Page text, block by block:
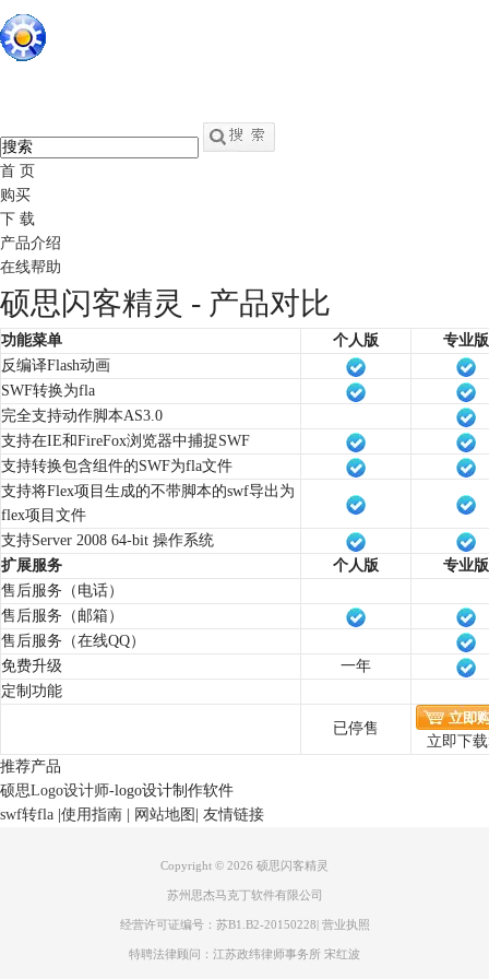
首 页
购买
下 载
产品介绍
在线帮助
硕思闪客精灵 - 产品对比
功能菜单 个人版
专业版
反编译Flash动画
SWF转换为fla
完全支持动作脚本AS3.0
支持在IE和FireFox浏览器中捕捉SWF
支持转换包含组件的SWF为fla文件
支持将Flex项目生成的不带脚本的swf导出为
flex项目文件
支持Server 2008 64-bit 操作系统
扩展服务
个人版
专业版
售后服务（电话）
售后服务（邮箱）
售后服务（在线QQ）
免费升级
一年
定制功能
已停售
立即下
推荐产品
硕思Logo设计师-logo设计制作软件
swf转fla 使用指南 网站地图 友情链接
Copyright © 2026 硕思闪客精灵
苏州思杰马克丁软件有限公司
经营许可证编号：苏B1.B2-20150228| 营业执照
特聘法律顾问：江苏政纬律师事务所 宋红波